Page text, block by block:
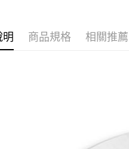
明 商品規格 相關推薦